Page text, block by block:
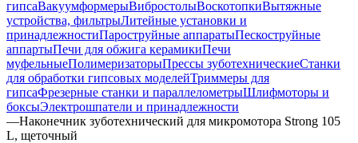
гипсаВакуумформерыВибростолыВоскотопкиВытяжные
устройства, фильтрыЛитейные установки и
принадлежностиПароструйные аппаратыПескоструйные
аппартыПечи для обжига керамикиПечи
муфельныеПолимеризаторыПрессы зуботехническиеСтанки
для обработки гипсовых моделейТриммеры для
гипсаФрезерные станки и параллелометрыШлифмоторы и
боксыЭлектрошпатели и принадлежности
—Наконечник зуботехнический для микромотора Strong 105
L, щеточный